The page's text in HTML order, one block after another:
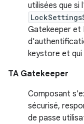
utilisées que
Gatekeeper et
keystore et qui
TA Gatekeeper
Composant
sécurisé,
de passe